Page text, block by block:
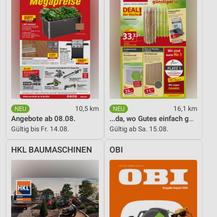
10,5 km
Angebote ab 08.08.
Gültig bis Fr. 14.08.
16,1 km
...da, wo Gutes einfach günstiger ist!
Gültig ab Sa. 15.08.
HKL BAUMASCHINEN OBI
Nicht-IAB-Verarbeitungszwecke:
Notwendig
Performance
Funktional
Werbung